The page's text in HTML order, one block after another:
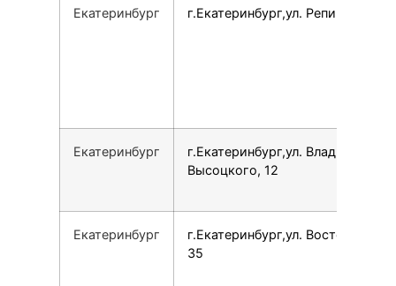
Екатеринбург г.Екатеринбург,ул. Репина, 93
Екатеринбург
г.Екатеринбург,ул. Владимира
Высоцкого, 12
Екатеринбург
г.Екатеринбург,ул. Восточная,
35